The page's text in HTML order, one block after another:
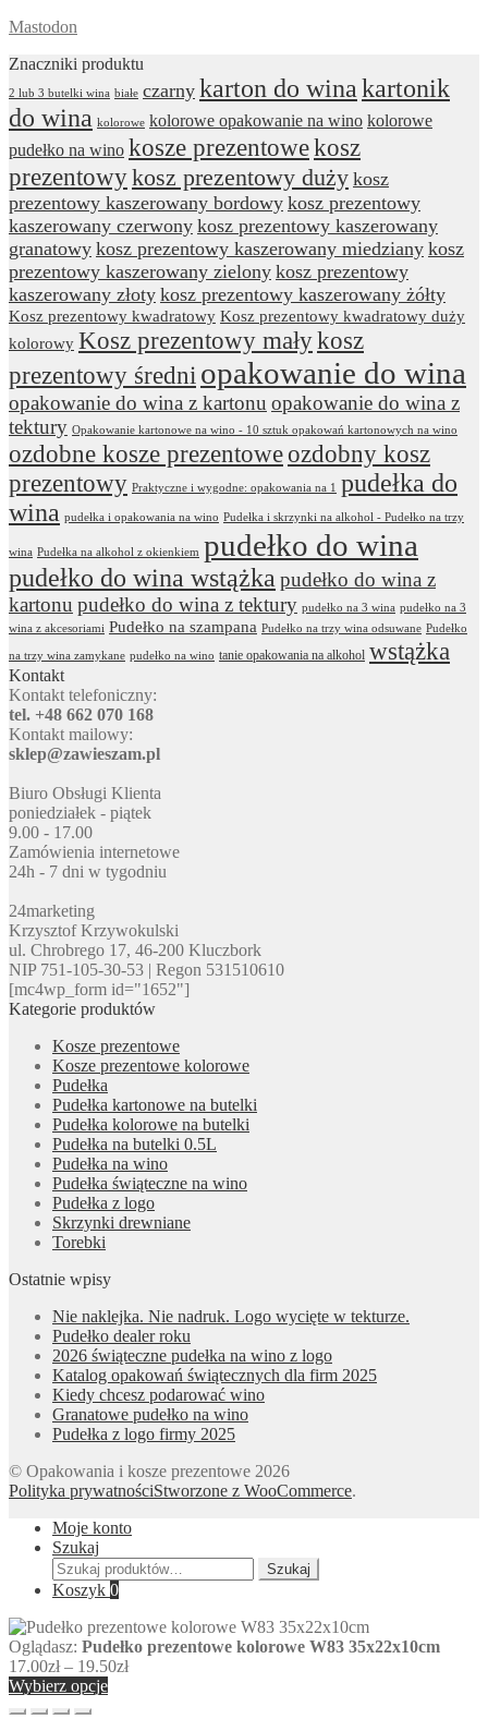
Mastodon
Znaczniki produktu
2 lub 3 butelki wina białe czarny karton do wina kartonik
do wina kolorowe kolorowe opakowanie na wino kolorowe
pudełko na wino kosze prezentowekosz
prezentowykosz prezentowy duży kosz
prezentowy kaszerowany bordowy kosz prezentowy
kaszerowany czerwony kosz prezentowy kaszerowany
granatowy kosz prezentowy kaszerowany miedziany kosz
prezentowy kaszerowany zielony kosz prezentowy
kaszerowany złoty kosz prezentowy kaszerowany żółty
Kosz prezentowy kwadratowy Kosz prezentowy kwadratowy duży
kolorowy Kosz prezentowy małykosz
prezentowy średni opakowanie do wina
opakowanie do wina z kartonu opakowanie do wina z
tektury Opakowanie kartonowe na wino - 10 sztuk opakowań kartonowych na wino
ozdobne kosze prezentoweozdobny kosz
prezentowy Praktyczne i wygodne: opakowania na 1
pudełka do
wina pudełka i opakowania na wino Pudełka i skrzynki na alkohol - Pudełko na trzy
wina Pudełka na alkohol z okienkiem pudełko do wina
pudełko do wina wstążka pudełko do wina z
kartonu pudełko do wina z tektury pudełko na 3 wina pudełko na 3
wina z akcesoriami Pudełko na szampana Pudełko na trzy wina odsuwane Pudełko
na trzy wina zamykane pudełko na wino tanie opakowania na alkohol wstążka
Kontakt
Kontakt telefoniczny:
tel. +48 662 070 168
Kontakt mailowy:
sklep@zawieszam.pl
Biuro Obsługi Klienta
poniedziałek - piątek
9.00 - 17.00
Zamówienia internetowe
24h - 7 dni w tygodniu
24marketing
Krzysztof Krzywokulski
ul. Chrobrego 17, 46-200 Kluczbork
NIP 751-105-30-53 | Regon 531510610
[mc4wp_form id="1652"]
Kategorie produktów
Kosze prezentowe
Kosze prezentowe kolorowe
Pudełka
Pudełka kartonowe na butelki
Pudełka kolorowe na butelki
Pudełka na butelki 0.5L
Pudełka na wino
Pudełka świąteczne na wino
Pudełka z logo
Skrzynki drewniane
Torebki
Ostatnie wpisy
Nie naklejka. Nie nadruk. Logo wycięte w tekturze.
Pudełko dealer roku
2026 świąteczne pudełka na wino z logo
Katalog opakowań świątecznych dla firm 2025
Kiedy chcesz podarować wino
Granatowe pudełko na wino
Pudełka z logo firmy 2025
© Opakowania i kosze prezentowe 2026
Polityka prywatnościStworzone z WooCommerce.
Moje konto
Szukaj
Szukaj:
Szukaj
Koszyk 0
Oglądasz: Pudełko prezentowe kolorowe W83 35x22x10cm
17.00zł – 19.50złZakres
Wybierz opcje